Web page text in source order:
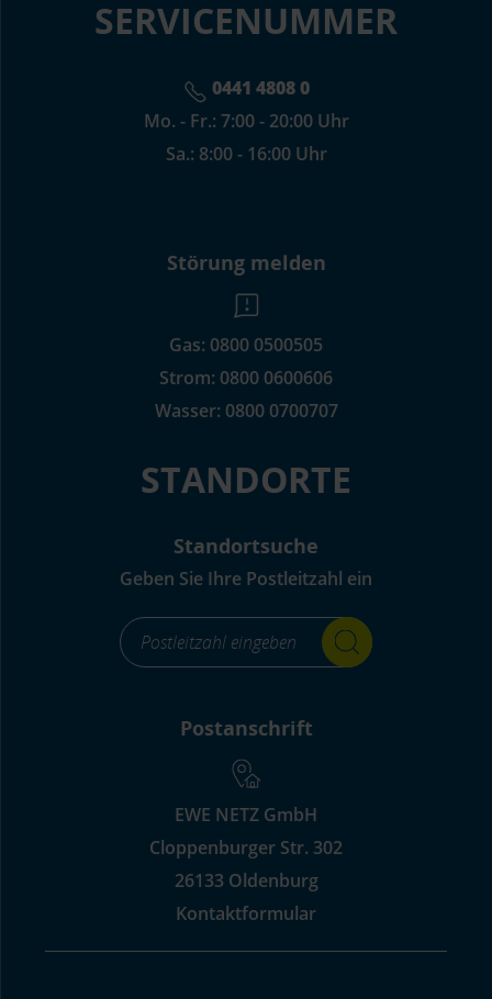
SERVICENUMMER
0441 4808 0
Mo. - Fr.: 7:00 - 20:00 Uhr
Sa.: 8:00 - 16:00 Uhr
Störung melden
Gas: 0800 0500505
Strom: 0800 0600606
Wasser: 0800 0700707
STANDORTE
Standortsuche
Geben Sie Ihre Postleitzahl ein
footer_standortsuche_Label-
for-
Postanschrift
EWE NETZ GmbH
Cloppenburger Str. 302
26133 Oldenburg
Kontaktformular